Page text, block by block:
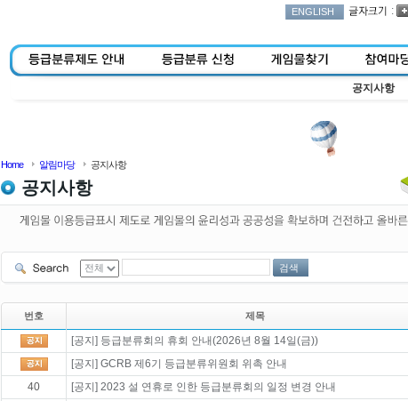
ENGLISH :
공지사항
Home 알림마당 공지사항
공지사항
검색
번호 제목
[공지] 등급분류회의 휴회 안내(2026년 8월 14일(금))
[공지] GCRB 제6기 등급분류위원회 위촉 안내
40
[공지] 2023 설 연휴로 인한 등급분류회의 일정 변경 안내